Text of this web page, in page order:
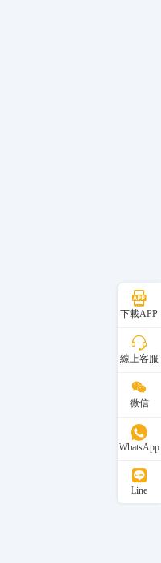
下載APP
線上客服
微信
WhatsApp
Line